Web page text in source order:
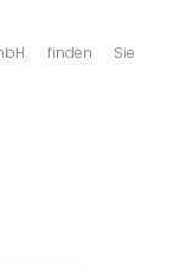
finden Sie